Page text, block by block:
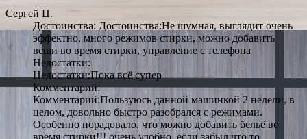
Сергей Ц.
Достоинства: Достоинства:Не шумная, выглядит очень
эффектно, много режимов стирки, можно добавить
вещи во время стирки, управление с телефона
Недостатки:
Недостатки:Пока всё супер
Комментарий:
Комментарий:Пользуюсь данной машинкой 2 недели, в
целом, довольно быстро разобрался с режимами.
Особенно порадовало, что можно добавить бельё во
время стирки!!! очень удобно, если забыл что то